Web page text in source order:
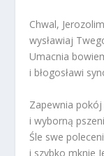
Chwal,
wysławiaj
Umacnia
i błogosławi
Zapewnia
i wyborną
Śle swe
i szybko mknie